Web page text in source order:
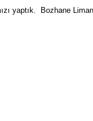
yaptık. Bozhane